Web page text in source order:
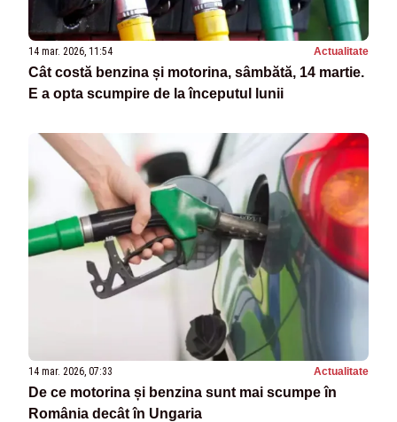
14 mar. 2026, 11:54 Actualitate
Cât costă benzina și motorina, sâmbătă, 14 martie.
E a opta scumpire de la începutul lunii
14 mar. 2026, 07:33 Actualitate
De ce motorina și benzina sunt mai scumpe în
România decât în Ungaria